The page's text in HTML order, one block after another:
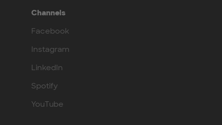
Channels
Facebook
Instagram
LinkedIn
Spotify
YouTube